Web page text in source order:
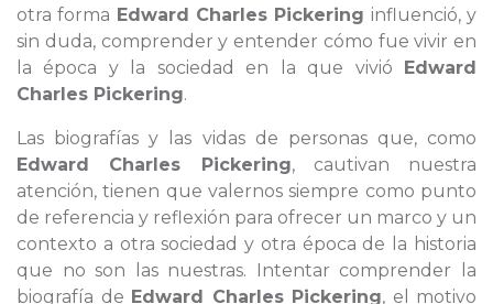
otra forma Edward Charles Pickering influenció, y
sin duda, comprender y entender cómo fue vivir en
la época y la sociedad en la que vivió Edward
Charles Pickering.
Las biografías y las vidas de personas que, como
Edward Charles Pickering, cautivan nuestra
atención, tienen que valernos siempre como punto
de referencia y reflexión para ofrecer un marco y un
contexto a otra sociedad y otra época de la historia
que no son las nuestras. Intentar comprender la
biografía de Edward Charles Pickering, el motivo